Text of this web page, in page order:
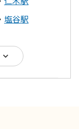
塩谷駅